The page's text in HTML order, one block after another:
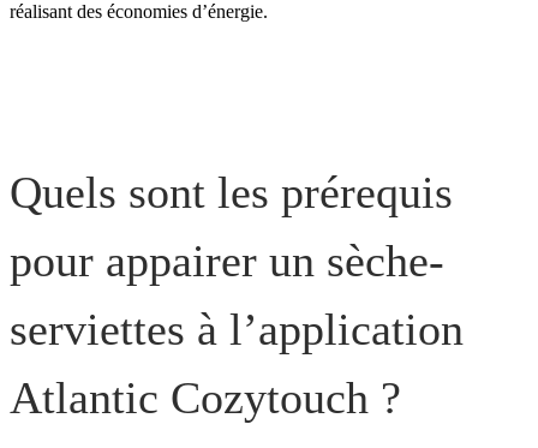
réalisant des économies d’énergie.
Quels sont les prérequis
pour appairer un sèche-
serviettes à l’application
Atlantic Cozytouch ?